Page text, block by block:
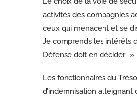
activités des compagnies
ceux qui menacent et se
Je comprends les intérêts
Défense doit en décider. »
Les fonctionnaires du
d’indemnisation atteignant